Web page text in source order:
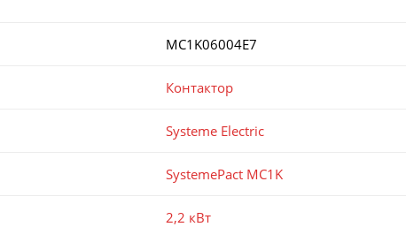
MC1K06004E7
Контактор
Systeme Electric
SystemePact MC1K
2,2 кВт